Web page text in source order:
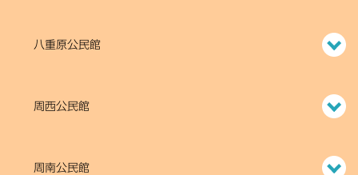
八重原公民館
周西公民館
周南公民館